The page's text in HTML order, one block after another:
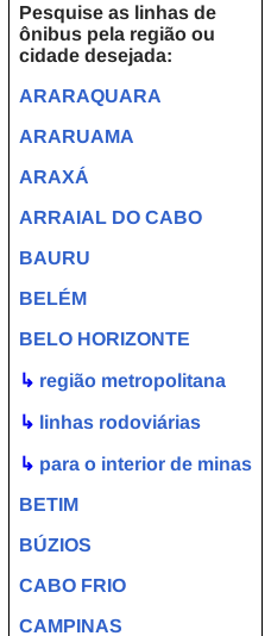
Pesquise as linhas de
ônibus pela região ou
cidade desejada:
ARARAQUARA
ARARUAMA
ARAXÁ
ARRAIAL DO CABO
BAURU
BELÉM
BELO HORIZONTE
↳ região metropolitana
↳ linhas rodoviárias
↳ para o interior de minas
BETIM
BÚZIOS
CABO FRIO
CAMPINAS